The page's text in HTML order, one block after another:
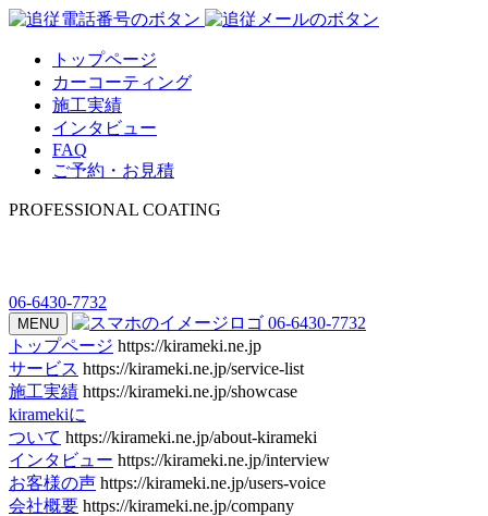
トップページ
カーコーティング
施工実績
インタビュー
FAQ
ご予約・お見積
PROFESSIONAL COATING
06-6430-7732
MENU
06-6430-7732
トップページ https://kirameki.ne.jp
サービス https://kirameki.ne.jp/service-list
施工実績 https://kirameki.ne.jp/showcase
kiramekiに
ついて https://kirameki.ne.jp/about-kirameki
インタビュー https://kirameki.ne.jp/interview
お客様の声 https://kirameki.ne.jp/users-voice
会社概要 https://kirameki.ne.jp/company